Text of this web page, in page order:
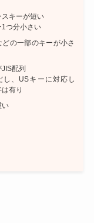
スキーが短い
つ分小さい
どの一部のキーが小さ
配列
、USキーに対応し
有り
い